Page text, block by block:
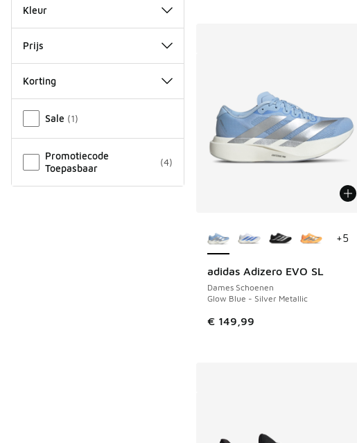
Kleur
Prijs
Korting
Sale (1)
Promotiecode
Toepasbaar
(4)
adidas Adizero EVO SL
Dames Schoenen
Glow Blue - Silver Metallic
€ 149,99
+5